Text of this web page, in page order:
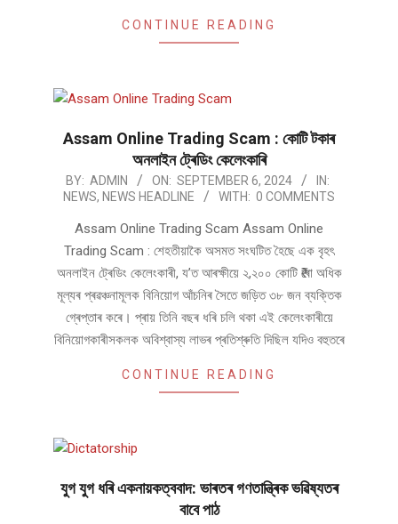
CONTINUE READING
Assam Online Trading Scam : কোটি টকাৰ
অনলাইন ট্ৰেডিং কেলেংকাৰি
2024-
09-
BY: ADMIN ON: SEPTEMBER 6, 2024
IN:
NEWS, NEWS HEADLINE WITH: 0 COMMENTS
Assam Online Trading Scam Assam Online
Trading Scam : শেহতীয়াকৈ অসমত সংঘটিত হৈছে এক বৃহৎ
অনলাইন ট্ৰেডিং কেলেংকাৰী, য’ত আৰক্ষীয়ে ২,২০০ কোটি ₹ৰো অধিক
মূল্যৰ প্ৰৱঞ্চনামূলক বিনিয়োগ আঁচনিৰ সৈতে জড়িত ৩৮ জন ব্যক্তিক
গ্ৰেপ্তাৰ কৰে। প্ৰায় তিনি বছৰ ধৰি চলি থকা এই কেলেংকাৰীয়ে
বিনিয়োগকাৰীসকলক অবিশ্বাস্য লাভৰ প্ৰতিশ্ৰুতি দিছিল যদিও বহুতৰে
CONTINUE READING
যুগ যুগ ধৰি একনায়কত্ববাদ: ভাৰতৰ গণতান্ত্ৰিক ভৱিষ্যতৰ
বাবে পাঠ